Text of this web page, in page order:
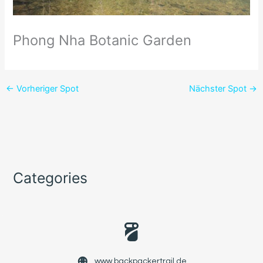
Phong Nha Botanic Garden
← Vorheriger Spot Nächster Spot →
Categories
www.backpackertrail.de